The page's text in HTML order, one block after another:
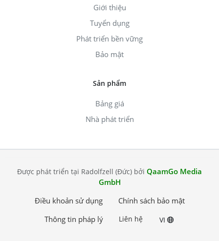
Giới thiệu
Tuyển dụng
Phát triển bền vững
Bảo mật
Sản phẩm
Bảng giá
Nhà phát triển
Được phát triển tại Radolfzell (Đức) bởi QaamGo Media
GmbH
Điều khoản sử dụng
Chính sách bảo mật
Thông tin pháp lý
Liên hệ VI